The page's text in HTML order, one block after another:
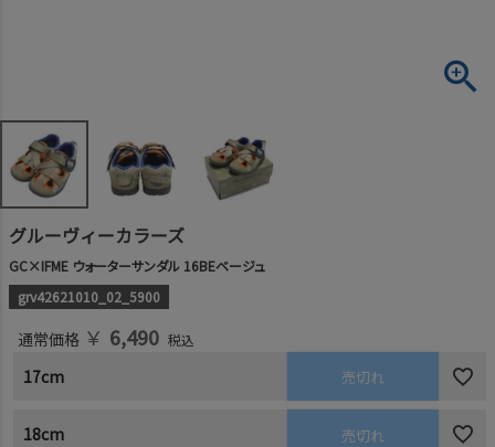
グルーヴィーカラーズ
GC×IFME ウォーターサンダル 16BEベージュ
grv42621010_02_5900
通常価格 ￥ 6,490 税込
17cm 売切れ
18cm 売切れ